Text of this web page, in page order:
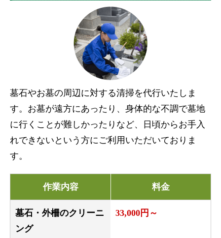
墓石やお墓の周辺に対する清掃を代行いたしま
す。お墓が遠方にあったり、身体的な不調で墓地
に行くことが難しかったりなど、日頃からお手入
れできないという方にご利用いただいておりま
す。
作業内容 料金
墓石・外柵のクリーニ
ング
33,000円～